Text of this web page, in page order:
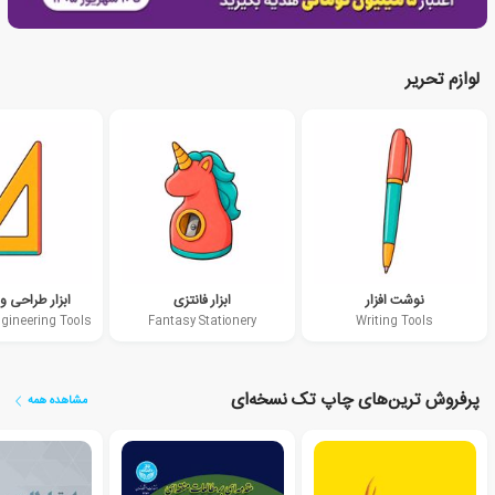
لوازم تحریر
نوشت افزار
Writing Tools
ابزار فانتزی
Fantasy Stationery
ابزار
Tools
پرفروش ترین‌های چاپ تک نسخه‌ای مشاهده همه